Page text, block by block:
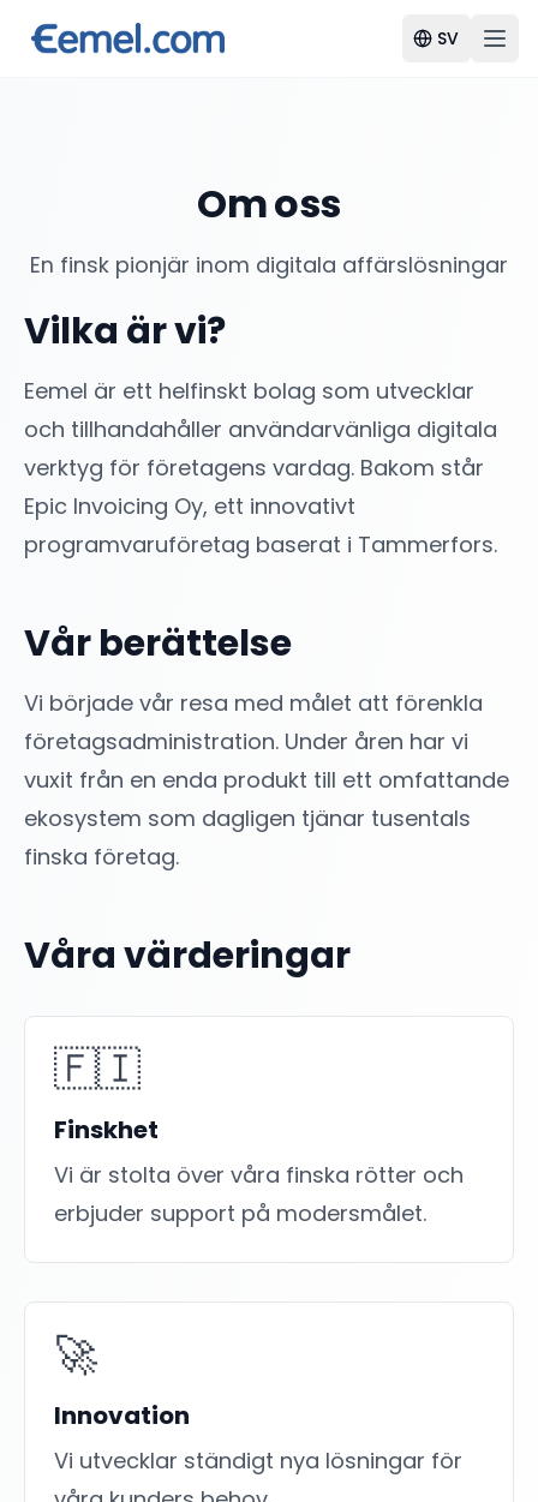
SV
Om oss
En finsk pionjär inom digitala affärslösningar
Vilka är vi?
Eemel är ett helfinskt bolag som utvecklar
och tillhandahåller användarvänliga digitala
verktyg för företagens vardag. Bakom står
Epic Invoicing Oy, ett innovativt
programvaruföretag baserat i Tammerfors.
Vår berättelse
Vi började vår resa med målet att förenkla
företagsadministration. Under åren har vi
vuxit från en enda produkt till ett omfattande
ekosystem som dagligen tjänar tusentals
finska företag.
Våra värderingar
🇫🇮
Finskhet
Vi är stolta över våra finska rötter och
erbjuder support på modersmålet.
🚀
Innovation
Vi utvecklar ständigt nya lösningar för